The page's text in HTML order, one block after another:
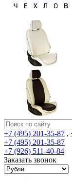
+7 (495) 201-35-87 ,
+7 (495) 201-35-87
+7 (926) 511-40-84
Заказать звонок